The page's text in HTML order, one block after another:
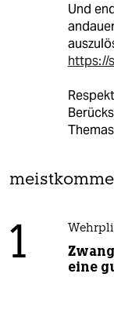
Und
https://
1
eine